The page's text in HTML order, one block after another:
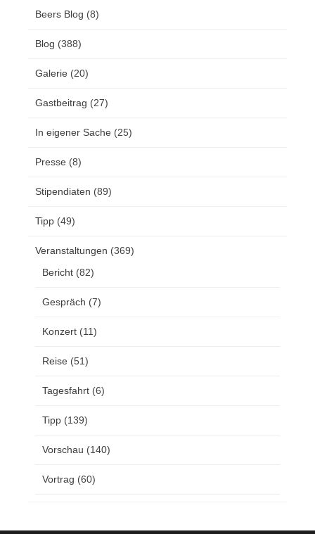
Beers Blog (8)
Blog (388)
Galerie (20)
Gastbeitrag (27)
In eigener Sache (25)
Presse (8)
Stipendiaten (89)
Tipp (49)
Veranstaltungen (369)
Bericht (82)
Gespräch (7)
Konzert (11)
Reise (51)
Tagesfahrt (6)
Tipp (139)
Vorschau (140)
Vortrag (60)